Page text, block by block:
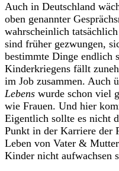
Auch in Deutschland
oben genannter
wahrscheinlich
sind früher gezwungen,
bestimmte Dinge endlich
Kinderkriegens fällt
im Job zusammen. Auch
Lebens wurde schon viel
wie Frauen. Und hier
Eigentlich sollte es nicht
Punkt in der Karriere der
Leben von Vater &
Kinder nicht aufwachsen